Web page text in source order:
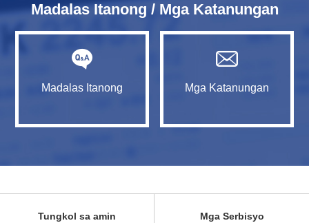
Madalas Itanong / Mga Katanungan
Madalas Itanong Mga Katanungan
Tungkol sa amin Mga Serbisyo